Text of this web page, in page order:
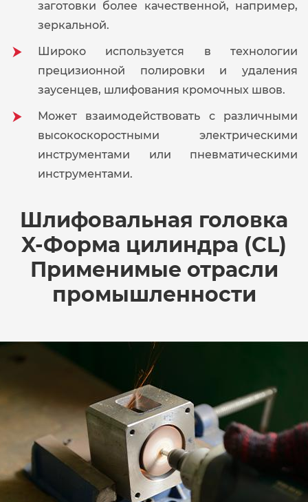
заготовки более качественной, например,
зеркальной.
Широко используется в технологии
прецизионной полировки и удаления
заусенцев, шлифования кромочных швов.
Может взаимодействовать с различными
высокоскоростными электрическими
инструментами или пневматическими
инструментами.
Шлифовальная головка
X-Форма цилиндра (CL)
Применимые отрасли
промышленности